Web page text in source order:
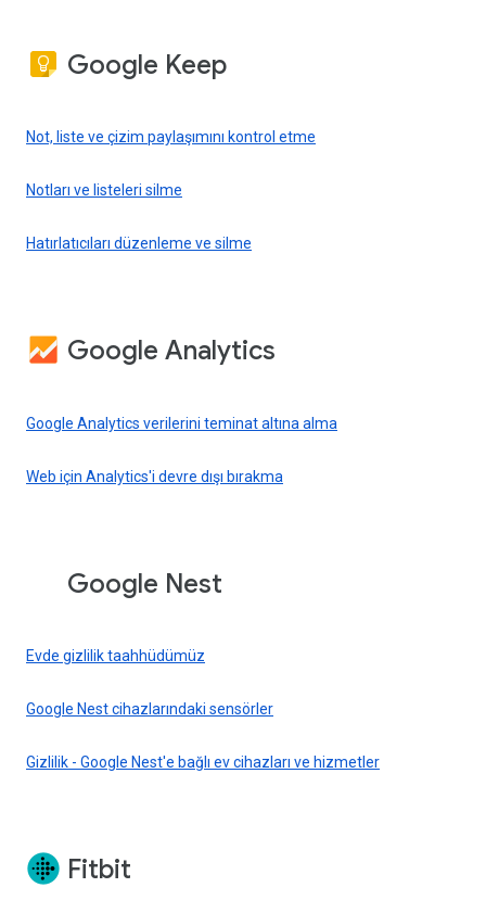
Google Keep
Not, liste ve çizim paylaşımını kontrol etme
Notları ve listeleri silme
Hatırlatıcıları düzenleme ve silme
Google Analytics
Google Analytics verilerini teminat altına alma
Web için Analytics'i devre dışı bırakma
Google Nest
Evde gizlilik taahhüdümüz
Google Nest cihazlarındaki sensörler
Gizlilik - Google Nest'e bağlı ev cihazları ve hizmetler
Fitbit